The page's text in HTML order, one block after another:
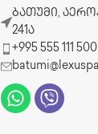
ბათუმი,
241ა
+995 555 111 500